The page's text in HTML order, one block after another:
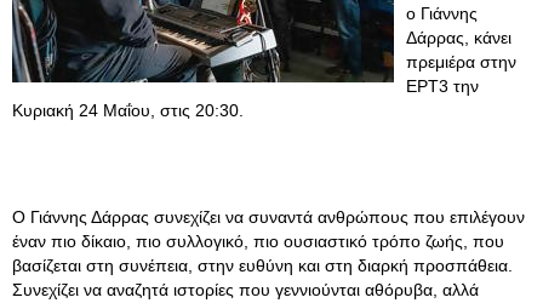
ο Γιάννης
Δάρρας, κάνει
πρεμιέρα στην
ΕΡΤ3 την
Κυριακή 24 Μαΐου, στις 20:30.
Ο Γιάννης Δάρρας συνεχίζει να συναντά ανθρώπους που επιλέγουν
έναν πιο δίκαιο, πιο συλλογικό, πιο ουσιαστικό τρόπο ζωής, που
βασίζεται στη συνέπεια, στην ευθύνη και στη διαρκή προσπάθεια.
Συνεχίζει να αναζητά ιστορίες που γεννιούνται αθόρυβα, αλλά